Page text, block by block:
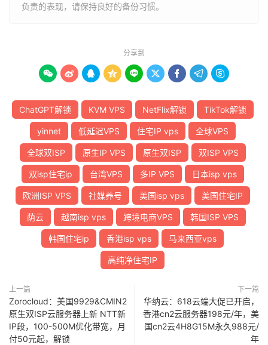
负责的表现，请保持良好的备份习惯。
分享到
        
ChatGPT解锁 KVM VPS NetFlix解锁 TikTok解锁
yinnet 低延迟VPS 住宅IP vps 全球VPS
全球双ISP 原生IP VPS 原生双ISP 双ISP VPS
双isp住宅ip 台湾VPS 多IP VPS 日本isp vps
欧洲ISP VPS 社媒养号 美国isp vps 美国住宅IP
荫云 越南isp vps 跨境电商VPS 韩国ISP VPS
韩国住宅ip 香港isp vps 马来西亚vps
高纯净住宅IP
上一篇
Zorocloud：美国9929&CMIN2
原生双ISP云服务器上新 NTT新
IP段，100-500M优化带宽，月
付50元起，解锁
下一篇
华纳云：618云端大促已开启，
香港cn2云服务器198元/年，美
国cn2云4H8G15M永久988元/
年